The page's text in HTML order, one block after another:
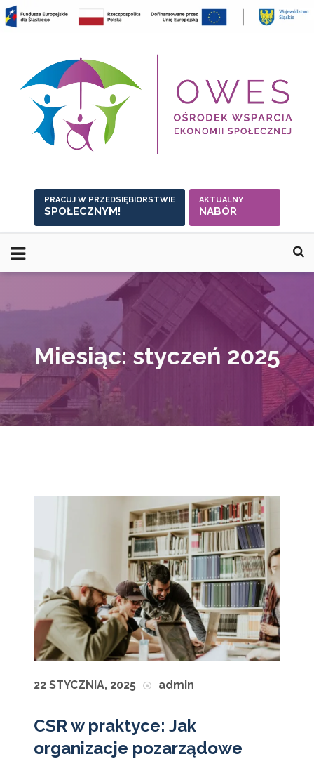
Skip
to
PRACUJ W PRZEDSIĘBIORSTWIE
SPOŁECZNYM!
AKTUALNY
NABÓR
Miesiąc:styczeń 2025
22 STYCZNIA, 2025 admin
CSR w praktyce: Jak
organizacje pozarządowe